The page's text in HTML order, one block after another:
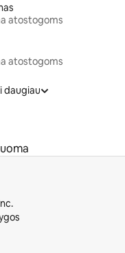
atostogoms
atostogoms
daugiau